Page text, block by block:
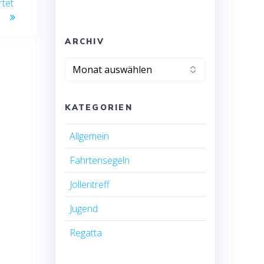
ARCHIV
Archiv
KATEGORIEN
Allgemein
Fahrtensegeln
Jollentreff
Jugend
Regatta